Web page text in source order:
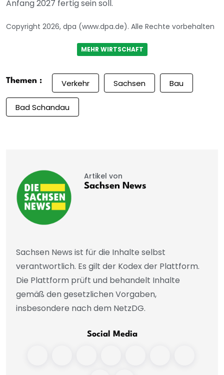
Anfang 2027 fertig sein soll.
Copyright 2026, dpa (www.dpa.de). Alle Rechte vorbehalten
MEHR WIRTSCHAFT
Themen : Verkehr Sachsen Bau
Bad Schandau
Artikel von
Sachsen News
Sachsen News ist für die Inhalte selbst
verantwortlich. Es gilt der Kodex der Plattform.
Die Plattform prüft und behandelt Inhalte
gemäß den gesetzlichen Vorgaben,
insbesondere nach dem NetzDG.
Social Media